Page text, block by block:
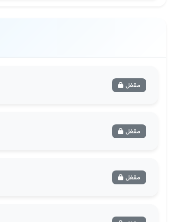
مقفل
مقفل
مقفل